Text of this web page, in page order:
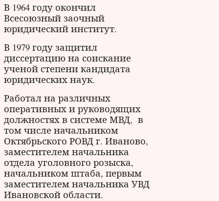
В 1964 году окончил
Всесоюзный заочный
юридический институт.
В 1979 году защитил
диссертацию на соискание
ученой степени кандидата
юридических наук.
Работал на различных
оперативных и руководящих
должностях в системе МВД, в
том числе начальником
Октябрьского РОВД г. Иваново,
заместителем начальника
отдела уголовного розыска,
начальником штаба, первым
заместителем начальника УВД
Ивановской области.